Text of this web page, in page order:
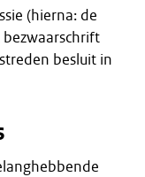
(hierna: de
bezwaarschrift
besluit in